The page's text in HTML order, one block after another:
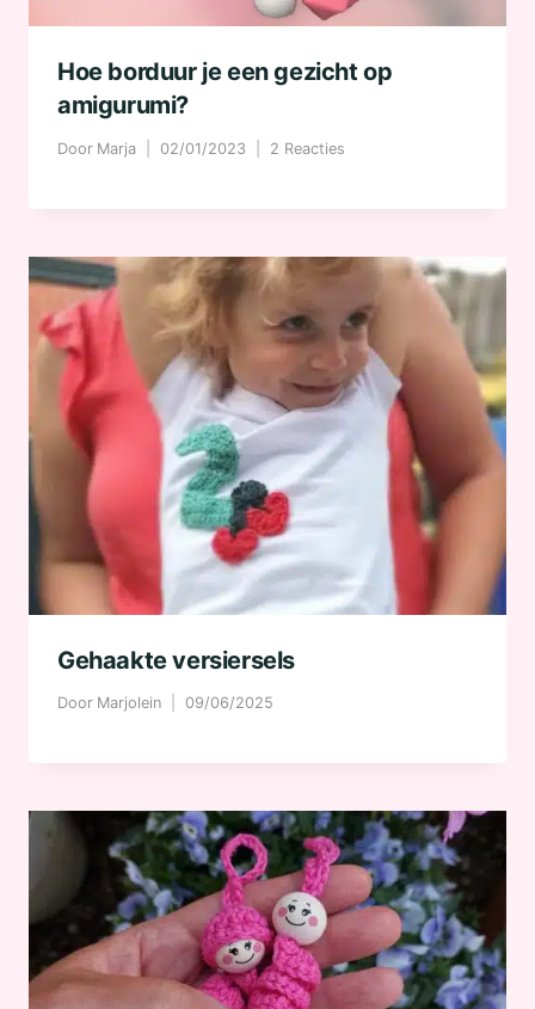
Hoe borduur je een gezicht op
amigurumi?
Door Marja 02/01/2023 2 Reacties
Gehaakte versiersels
Door Marjolein 09/06/2025